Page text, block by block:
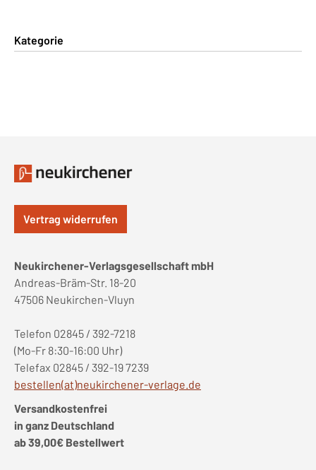
Kategorie
Vertrag widerrufen
Neukirchener-Verlagsgesellschaft mbH
Andreas-Bräm-Str. 18-20
47506 Neukirchen-Vluyn
Telefon 02845 / 392-7218
(Mo-Fr 8:30-16:00 Uhr)
Telefax 02845 / 392-19 7239
bestellen(at)neukirchener-verlage.de
Versandkostenfrei
in ganz Deutschland
ab 39,00€ Bestellwert